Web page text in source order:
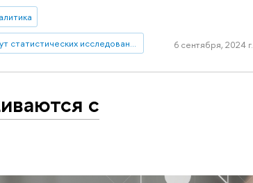
Институт статистических исследований и экономики знаний 6 сентября, 2024 г.
с